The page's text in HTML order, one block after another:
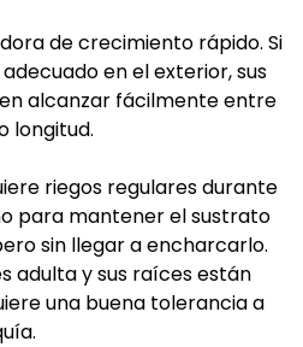
de crecimiento rápido. Si
en el exterior, sus
alcanzar fácilmente entre
longitud.
riegos regulares durante
para mantener el sustrato
sin llegar a encharcarlo.
adulta y sus raíces están
una buena tolerancia a